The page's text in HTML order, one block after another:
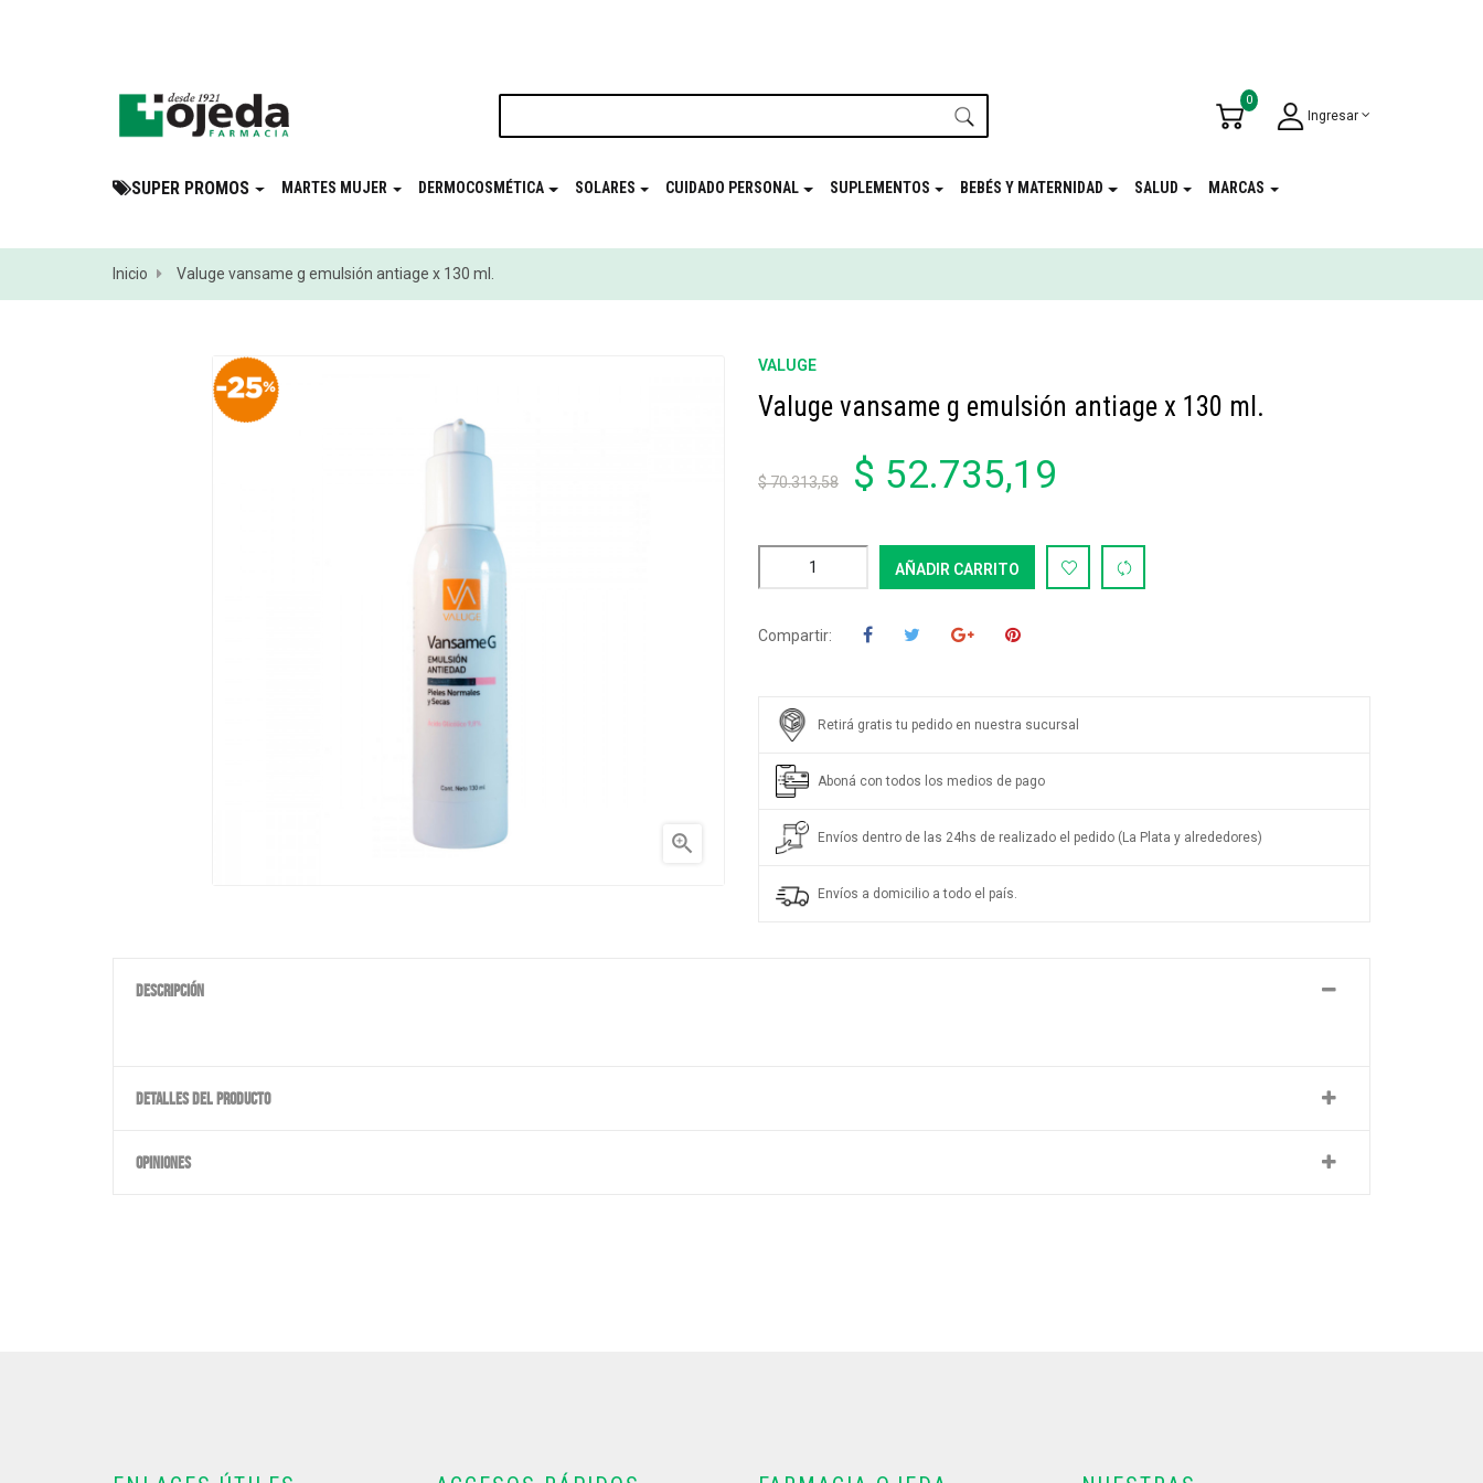
Ingresar
0
SUPER PROMOS MARTES MUJER DERMOCOSMÉTICA SOLARES CUIDADO PERSONAL SUPLEMENTOS BEBÉS Y MATERNIDAD SALUD MARCAS
Inicio Valuge vansame g emulsión antiage x 130 ml.

VALUGE
Valuge vansame g emulsión antiage x 130 ml.
$ 70.313,58 $ 52.735,19
AÑADIR CARRITO
Compartir:
Retirá gratis tu pedido en nuestra sucursal
Aboná con todos los medios de pago
Envíos dentro de las 24hs de realizado el pedido (La Plata y alrededores)
Envíos a domicilio a todo el país.
DESCRIPCIÓN
DETALLES DEL PRODUCTO
OPINIONES